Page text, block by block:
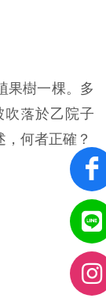
果樹一棵。多
落於乙院子
何者正確？